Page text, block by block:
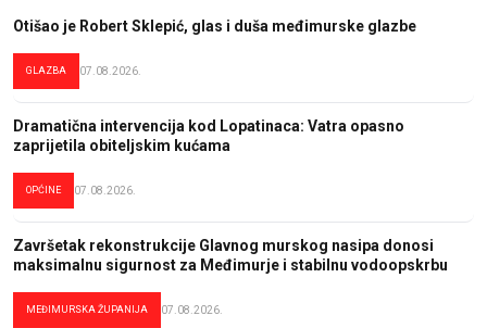
Otišao je Robert Sklepić, glas i duša međimurske glazbe
GLAZBA 07.08.2026.
Dramatična intervencija kod Lopatinaca: Vatra opasno
zaprijetila obiteljskim kućama
OPĆINE 07.08.2026.
Završetak rekonstrukcije Glavnog murskog nasipa donosi
maksimalnu sigurnost za Međimurje i stabilnu vodoopskrbu
MEĐIMURSKA ŽUPANIJA 07.08.2026.